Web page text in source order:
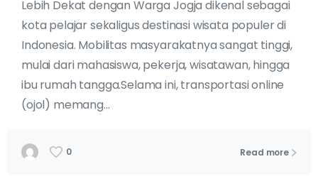
Lebih Dekat dengan Warga Jogja dikenal sebagai
kota pelajar sekaligus destinasi wisata populer di
Indonesia. Mobilitas masyarakatnya sangat tinggi,
mulai dari mahasiswa, pekerja, wisatawan, hingga
ibu rumah tangga.Selama ini, transportasi online
(ojol) memang...
0 Read more